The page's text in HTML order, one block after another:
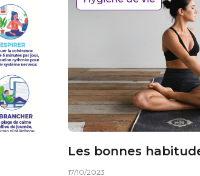
Les bonnes
17/10/2023